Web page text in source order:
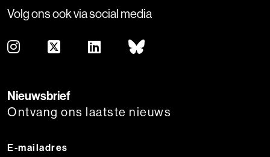
Volg ons ook via social media
Nieuwsbrief
Ontvang ons laatste nieuws
E-mailadres